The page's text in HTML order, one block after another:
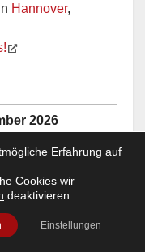
Hannover,
2026
Baunatal,
Erfahrung auf
Cookies wir
deaktivieren.
Einstellungen